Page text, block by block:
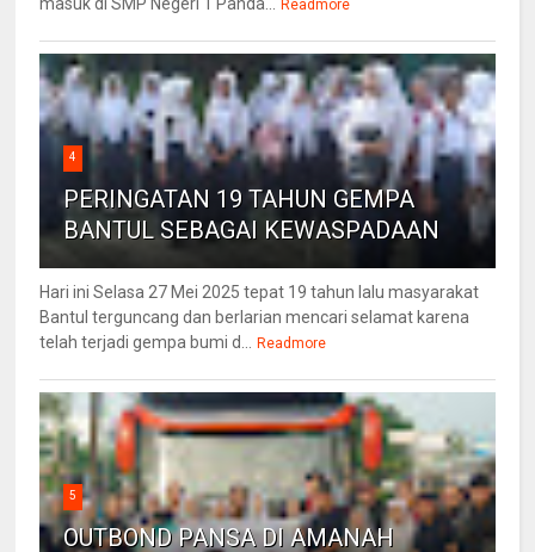
Readmore
4
PERINGATAN 19 TAHUN GEMPA
BANTUL SEBAGAI KEWASPADAAN
Hari ini Selasa 27 Mei 2025 tepat 19 tahun lalu masyarakat
Bantul terguncang dan berlarian mencari selamat karena
telah terjadi gempa bumi d...
Readmore
5
OUTBOND PANSA DI AMANAH